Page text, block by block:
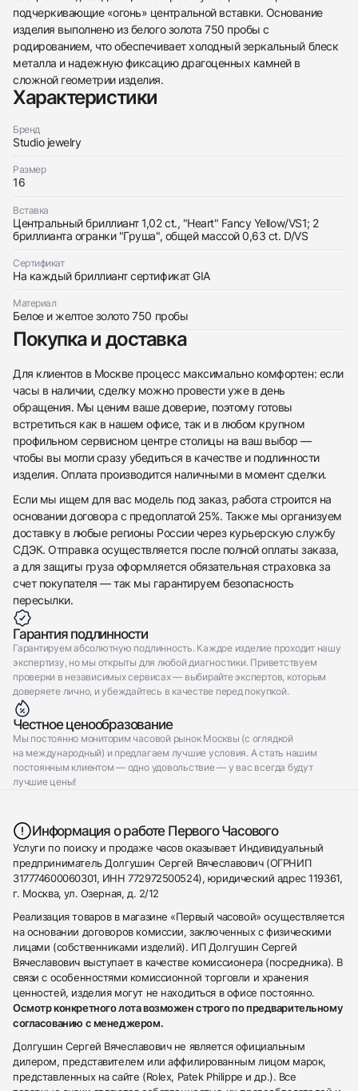
438
285
145
142
205
204
195
150
6
подчеркивающие «огонь» центральной вставки. Основание
изделия выполнено из белого золота 750 пробы с
родированием, что обеспечивает холодный зеркальный блеск
металла и надежную фиксацию драгоценных камней в
сложной геометрии изделия.
Характеристики
Бренд
Studio jewelry
Размер
16
Вставка
Центральный бриллиант 1,02 ct., "Heart" Fancy Yellow/VS1; 2
бриллианта огранки "Груша", общей массой 0,63 ct. D/VS
Сертификат
На каждый бриллиант сертификат GIA
Материал
Белое и желтое золото 750 пробы
Покупка и доставка
Для клиентов в Москве процесс максимально комфортен: если
часы в наличии, сделку можно провести уже в день
обращения. Мы ценим ваше доверие, поэтому готовы
встретиться как в нашем офисе, так и в любом крупном
профильном сервисном центре столицы на ваш выбор —
чтобы вы могли сразу убедиться в качестве и подлинности
изделия. Оплата производится наличными в момент сделки.
Если мы ищем для вас модель под заказ, работа строится на
основании договора с предоплатой 25%. Также мы организуем
доставку в любые регионы России через курьерскую службу
СДЭК. Отправка осуществляется после полной оплаты заказа,
а для защиты груза оформляется обязательная страховка за
счет покупателя — так мы гарантируем безопасность
пересылки.
Гарантия подлинности
Гарантируем абсолютную подлинность. Каждое изделие проходит нашу
экспертизу, но мы открыты для любой диагностики. Приветствуем
проверки в независимых сервисах — выбирайте экспертов, которым
доверяете лично, и убеждайтесь в качестве перед покупкой.
Честное ценообразование
Мы постоянно мониторим часовой рынок Москвы (с оглядкой
на международный) и предлагаем лучшие условия. А стать нашим
постоянным клиентом — одно удовольствие — у вас всегда будут
лучшие цены!
Информация о работе Первого Часового
Услуги по поиску и продаже часов оказывает Индивидуальный
предприниматель Долгушин Сергей Вячеславович (ОГРНИП
317774600060301, ИНН 772972500524), юридический адрес 119361,
г. Москва, ул. Озерная, д. 2/12
Реализация товаров в магазине «Первый часовой» осуществляется
на основании договоров комиссии, заключенных с физическими
лицами (собственниками изделий). ИП Долгушин Сергей
Вячеславович выступает в качестве комиссионера (посредника). В
связи с особенностями комиссионной торговли и хранения
ценностей, изделия могут не находиться в офисе постоянно.
Осмотр конкретного лота возможен строго по предварительному
согласованию с менеджером.
Долгушин Сергей Вячеславович не является официальным
дилером, представителем или аффилированным лицом марок,
представленных на сайте (Rolex, Patek Philippe и др.). Все
Купить эти часы
с вами
Studio jewelry
Кольцо с бриллиантом 1,02 ct. Fancy
$7,450
Отправить заявку
Трейд-ин часов
Оставьте ваши контактные данные и мы свяжемся
Кольцо с бриллиантом 1,02 ct. Fancy
Yellow/VS1
НовыеКоробка + Документы
Приложите фото ваших часов…
Отправить заявку